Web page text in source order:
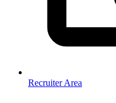
Recruiter Area